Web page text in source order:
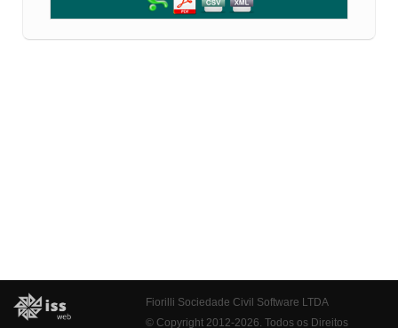
Fiorilli Sociedade Civil Software LTDA
© Copyright 2012-2026. Todos os Direitos